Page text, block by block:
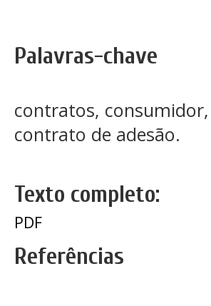
Palavras-chave
contratos,
contrato de adesão.
Texto completo:
PDF
Referências